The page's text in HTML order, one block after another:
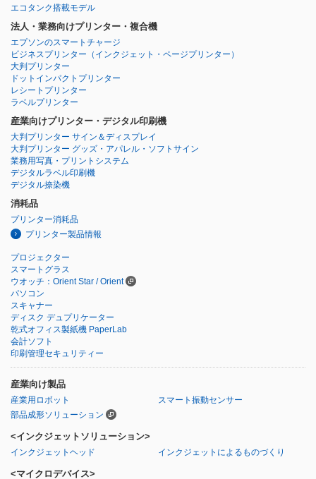
エコタンク搭載モデル
法人・業務向けプリンター・複合機
エプソンのスマートチャージ
ビジネスプリンター （インクジェット・ページプリンター）
大判プリンター
ドットインパクトプリンター
レシートプリンター
ラベルプリンター
産業向けプリンター・デジタル印刷機
大判プリンター サイン＆ディスプレイ
大判プリンター グッズ・アパレル・ソフトサイン
業務用写真・プリントシステム
デジタルラベル印刷機
デジタル捺染機
消耗品
プリンター消耗品
プリンター製品情報
プロジェクター
スマートグラス
ウオッチ：Orient Star / Orient
パソコン
スキャナー
ディスク デュプリケーター
乾式オフィス製紙機 PaperLab
会計ソフト
印刷管理セキュリティー
産業向け製品
産業用ロボット
スマート振動センサー
部品成形ソリューション
<インクジェットソリューション>
インクジェットヘッド インクジェットによるものづくり
<マイクロデバイス>